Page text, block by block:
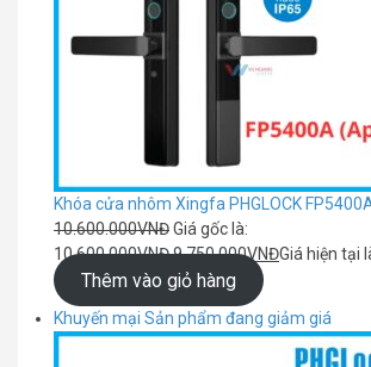
Khóa cửa nhôm Xingfa PHGLOCK
10.600.000VNĐGiá gốc là:
10.600.000VNĐ.9.750.000VNĐGiá hiện tại
Thêm vào giỏ hàng
Khuyến mại Sản phẩm đang giảm giá